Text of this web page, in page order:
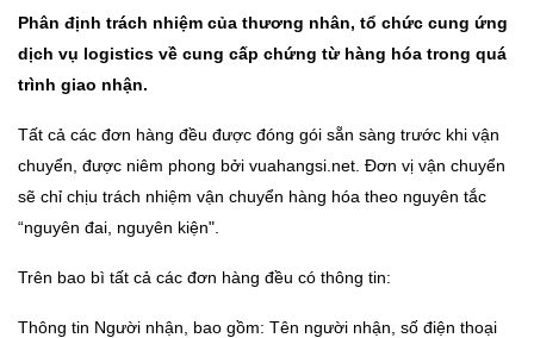
Phân định trách nhiệm của thương nhân, tổ chức cung ứng
dịch vụ logistics về cung cấp chứng từ hàng hóa trong quá
trình giao nhận.
Tất cả các đơn hàng đều được đóng gói sẵn sàng trước khi vận
chuyển, được niêm phong bởi vuahangsi.net. Đơn vị vận chuyển
sẽ chỉ chịu trách nhiệm vận chuyển hàng hóa theo nguyên tắc
“nguyên đai, nguyên kiện".
Trên bao bì tất cả các đơn hàng đều có thông tin:
Thông tin Người nhận, bao gồm: Tên người nhận, số điện thoại